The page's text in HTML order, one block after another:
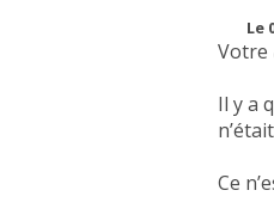
Le
Votre
Il y a
Ce